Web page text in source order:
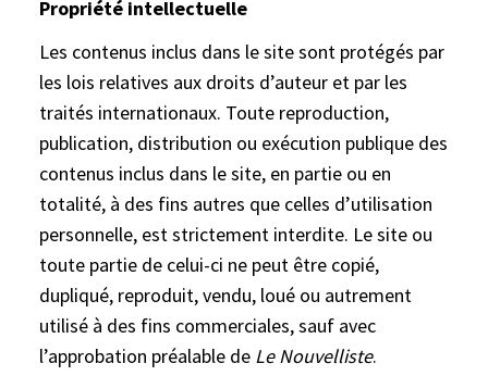
Propriété intellectuelle
Les contenus inclus dans le site sont protégés par
les lois relatives aux droits d’auteur et par les
traités internationaux. Toute reproduction,
publication, distribution ou exécution publique des
contenus inclus dans le site, en partie ou en
totalité, à des fins autres que celles d’utilisation
personnelle, est strictement interdite. Le site ou
toute partie de celui-ci ne peut être copié,
dupliqué, reproduit, vendu, loué ou autrement
utilisé à des fins commerciales, sauf avec
l’approbation préalable de Le Nouvelliste.